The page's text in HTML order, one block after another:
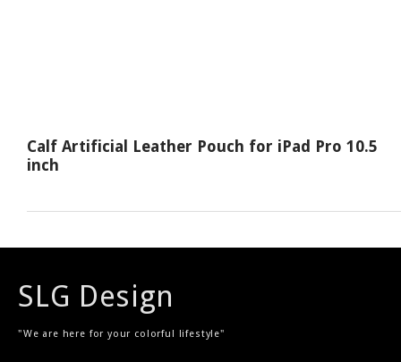
Calf Artificial Leather Pouch for iPad Pro 10.5
inch
SLG Design
"We are here for your colorful lifestyle"